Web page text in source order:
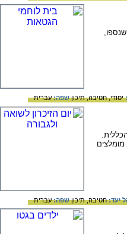
יסודי,חטיבה,תיכוןשפה:עברית
יעד:חטיבה,תיכוןשפה:עברית